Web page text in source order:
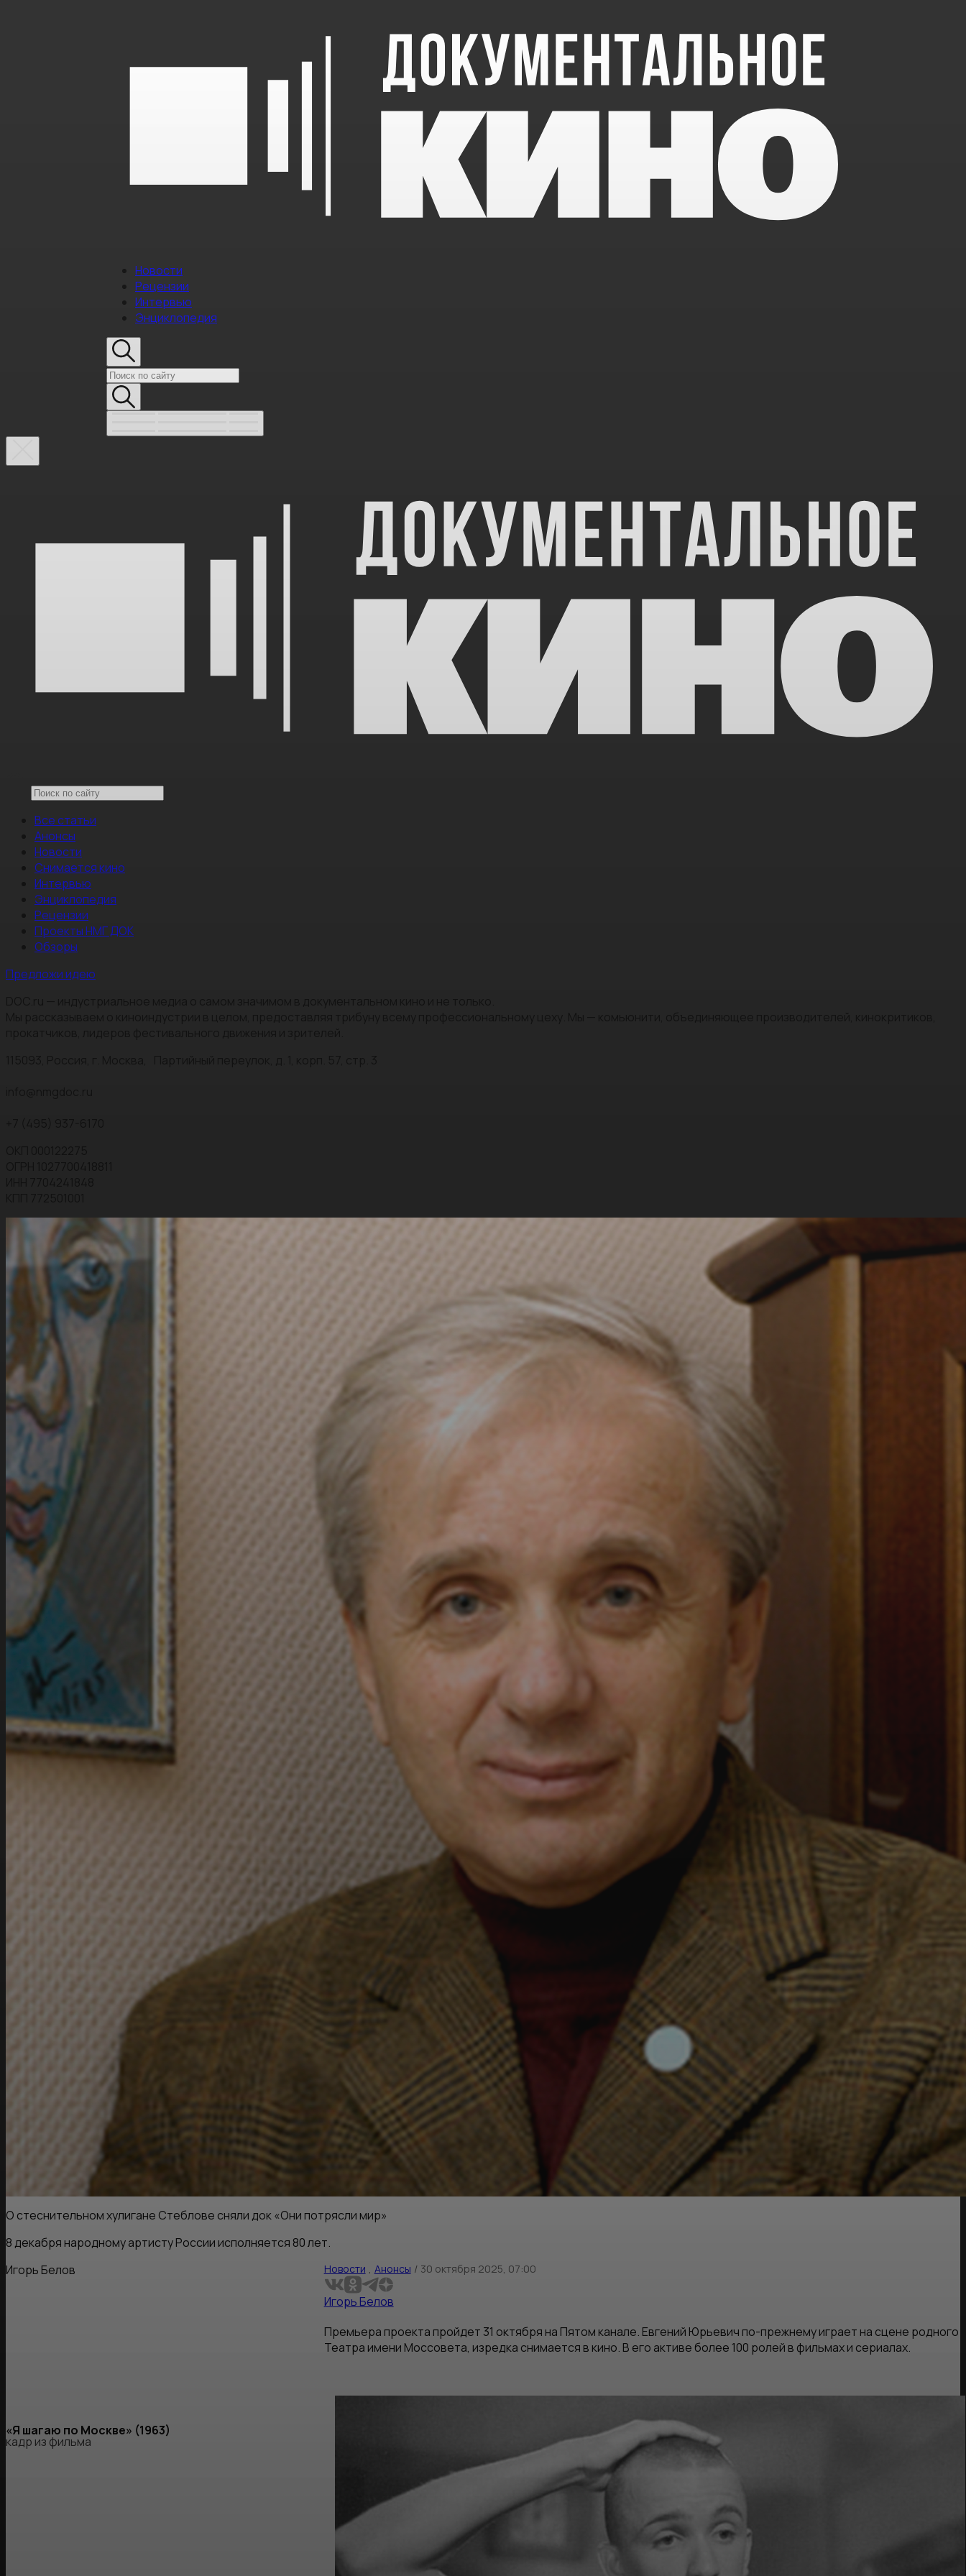
Новости
Рецензии
Интервью
Энциклопедия
Все статьи
Анонсы
Новости
Снимается кино
Интервью
Энциклопедия
Рецензии
Проекты НМГ ДОК
Обзоры
Предложи идею
О стеснительном хулигане Стеблове сняли док «Они потрясли мир»
8 декабря народному артисту России исполняется 80 лет.
Игорь Белов
Новости , Анонсы / 30 октября 2025, 07:00
Игорь Белов
Премьера проекта пройдет 31 октября на Пятом канале. Евгений Юрьевич по-прежнему играет на сцене родного
Театра имени Моссовета, изредка снимается в кино. В его активе более 100 ролей в фильмах и сериалах.
«Я шагаю по Москве» (1963)
кадр из фильма